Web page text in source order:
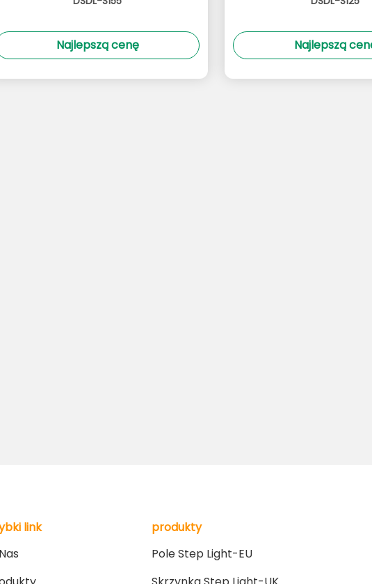
Najlepszą cenę Najlepszą
link
produkty
Pole Step Light-EU